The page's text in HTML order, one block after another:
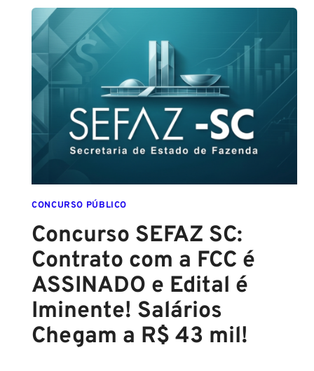
SALVADOR
(GCM
SALVADOR):
CONFIRMADO
SETEMBRO!
CONCURSO PÚBLICO
Concurso SEFAZ SC:
Contrato com a FCC é
ASSINADO e Edital é
Iminente! Salários
Chegam a R$ 43 mil!